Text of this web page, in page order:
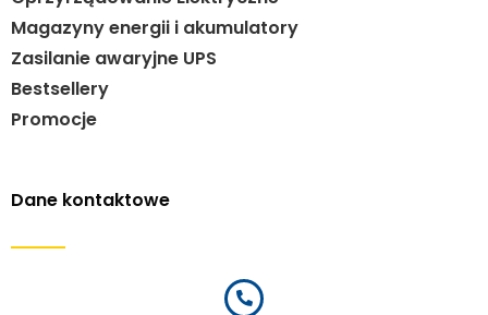
Magazyny energii i akumulatory
Zasilanie awaryjne UPS
Bestsellery
Promocje
Dane kontaktowe